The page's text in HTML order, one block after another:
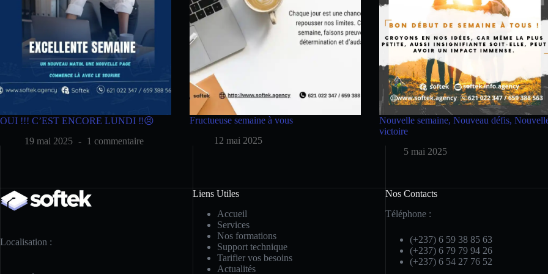
OUI !!! C’EST ENCORE LUNDI ‼️😣
19 mai 2025
1 commentaire
Fructueuse semaine à vous
12 mai 2025
Nouvelle semaine, Nouveau défis,
victoire
5 mai 2025
Localisation :
Liens Utiles
Accueil
Services
Nos formations
Support technique
Tarifier vos besoins
Actualités
Nos Contacts
Téléphone :
(+237) 6 59 38 85 63
(+237) 6 79 79 94 26
(+237) 6 54 27 76 52